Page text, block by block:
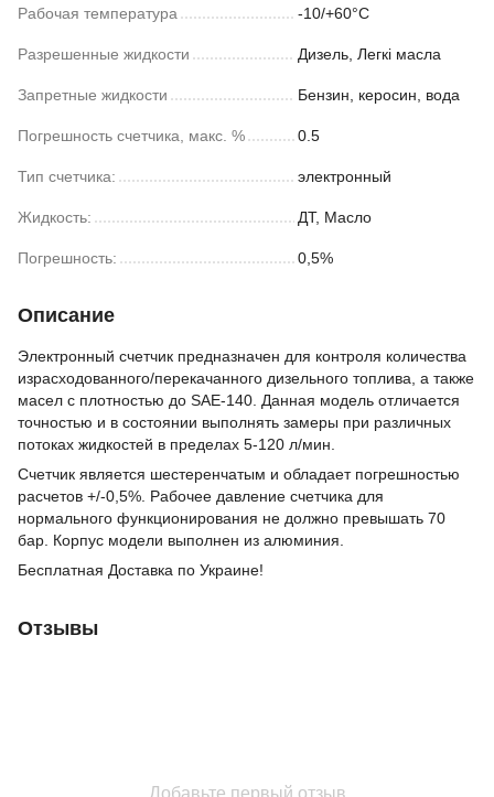
Рабочая температура -10/+60°С
Разрешенные жидкости Дизель, Легкі масла
Запретные жидкости Бензин, керосин, вода
Погрешность счетчика, макс. % 0.5
Тип счетчика: электронный
Жидкость: ДТ, Масло
Погрешность: 0,5%
Описание
Электронный счетчик предназначен для контроля количества
израсходованного/перекачанного дизельного топлива, а также
масел с плотностью до SAE-140. Данная модель отличается
точностью и в состоянии выполнять замеры при различных
потоках жидкостей в пределах 5-120 л/мин.
Счетчик является шестеренчатым и обладает погрешностью
расчетов +/-0,5%. Рабочее давление счетчика для
нормального функционирования не должно превышать 70
бар. Корпус модели выполнен из алюминия.
Бесплатная Доставка по Украине!
Отзывы
Добавьте первый отзыв